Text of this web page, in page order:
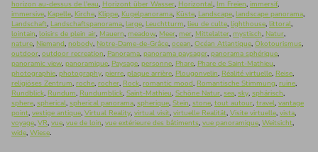
horizon au-dessus de l'eau, Horizont über Wasser, Horizontal, Im Freien, immersif,
immersive, Kapelle, Kirche, Klippe, Kugelpanorama, Küste, Landscape, landscape panorama,
Landschaft, Landschaftspanorama, large, Leuchtturm, lieu de culte, lighthouse, littoral,
lointain, loisirs de plein air, Mauern, meadow, Meer, mer, Mittelalter, mystisch, Natur,
nature, Niemand, nobody, Notre-Dame-de-Grâce, ocean, Océan Atlantique, Ökotourismus,
outdoor, outdoor recreation, Panorama, panorama paysager, panorama sphérique,
panoramic view, panoramique, Paysage, personne, Phare, Phare de Saint-Mathieu,
photographie, photography, pierre, plaque arrière, Plougonvelin, Réalité virtuelle, Reise,
religiöses Zentrum, roche, rocher, Rock, romantic mood, Romantische Stimmung, ruine,
Rundblick, Rundum, Rundumblick, Saint-Mathieu, Schöne Natur, sea, sky, sphärisch,
sphere, spherical, spherical panorama, spherique, Stein, stone, tout autour, travel, vantage
point, vestige antique, Virtual Reality, virtual visit, virtuelle Realität, Visite virtuelle, vista,
voyage, VR, vue, vue de loin, vue extérieure des bâtiments, vue panoramique, Weitsicht,
wide, Wiese.